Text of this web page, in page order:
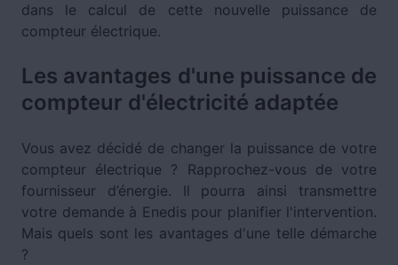
dans le calcul de cette nouvelle puissance de
compteur électrique.
Les avantages d'une puissance de
compteur d'électricité adaptée
Vous avez décidé de changer la puissance de votre
compteur électrique ? Rapprochez-vous de votre
fournisseur d’énergie. Il pourra ainsi transmettre
votre demande à Enedis pour planifier l'intervention.
Mais quels sont les avantages d'une telle démarche
?